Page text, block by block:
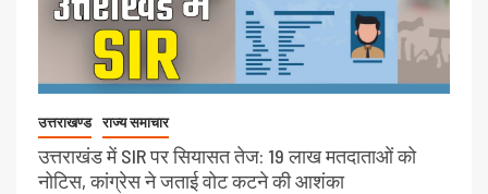
उत्तराखण्ड राज्य समाचार
उत्तराखंड में SIR पर सियासत तेज: 19 लाख मतदाताओं को
नोटिस, कांग्रेस ने जताई वोट कटने की आशंका